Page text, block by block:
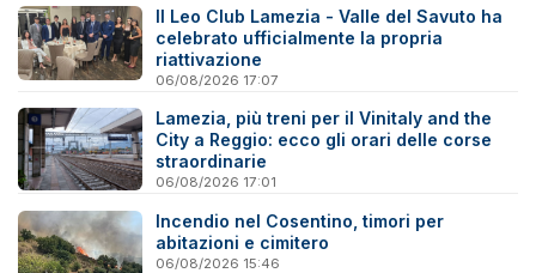
Il Leo Club Lamezia - Valle del Savuto ha
celebrato ufficialmente la propria
riattivazione
06/08/2026 17:07
Lamezia, più treni per il Vinitaly and the
City a Reggio: ecco gli orari delle corse
straordinarie
06/08/2026 17:01
Incendio nel Cosentino, timori per
abitazioni e cimitero
06/08/2026 15:46